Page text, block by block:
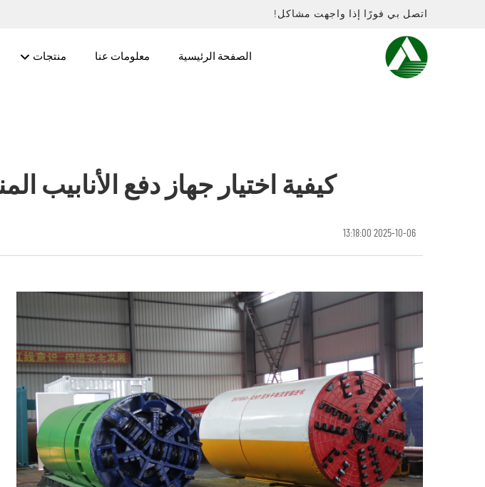
اتصل بي فورًا إذا واجهت مشاكل!
الصفحة الرئيسية معلومات عنا منتجات
كيفية اختيار جهاز دفع
2025-10-06 13:18:00